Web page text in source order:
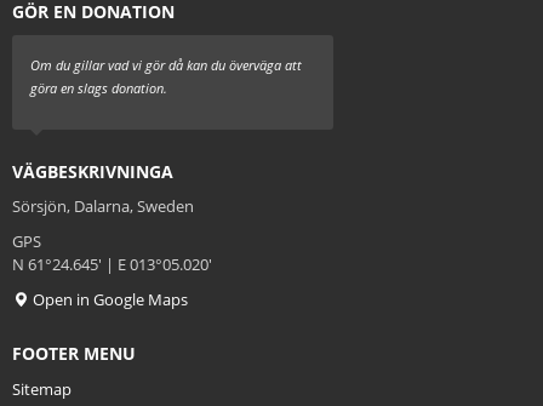
GÖR EN DONATION
Om du gillar vad vi gör då kan du överväga att
göra en slags donation.
VÄGBESKRIVNINGA
Sörsjön, Dalarna, Sweden
GPS
N 61°24.645' | E 013°05.020'
Open in Google Maps
FOOTER MENU
Sitemap